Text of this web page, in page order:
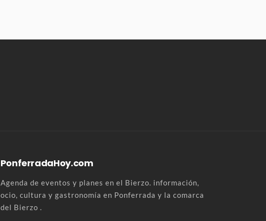
PonferradaHoy.com
Agenda de eventos y planes en el Bierzo. información,
ocio, cultura y gastronomía en Ponferrada y la comarca
del Bierzo .